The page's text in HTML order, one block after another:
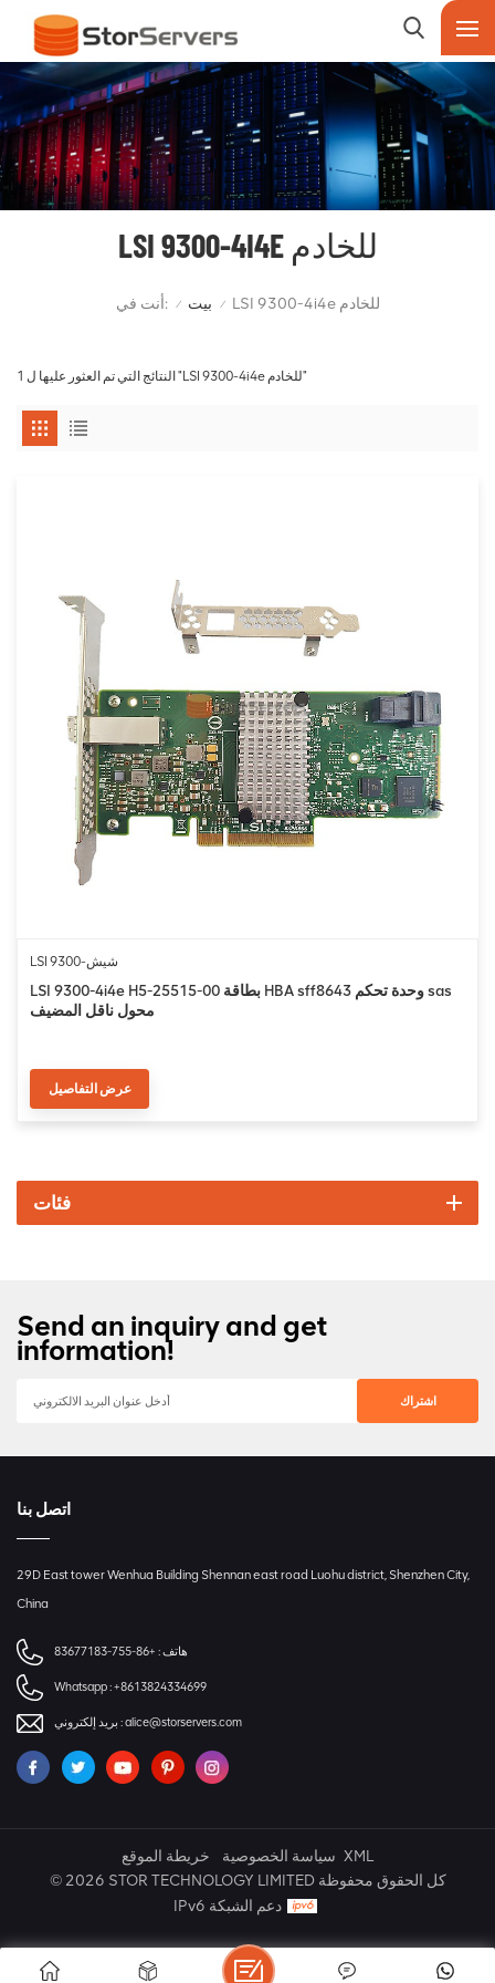
LSI 9300-4I4E للخادم
أنت في: / بيت / LSI 9300-4i4e للخادم
1 النتائج التي تم العثور عليها ل "LSI 9300-4i4e للخادم"
LSI 9300-شيش
LSI 9300-4i4e H5-25515-00 بطاقة HBA sff8643 وحدة تحكم sas
محول ناقل المضيف
عرض التفاصيل
فئات
Send an inquiry and get
information!
اتصل بنا
29D East tower Wenhua Building Shennan east road Luohu district, Shenzhen City,
China
هاتف : +86-755-83677183
Whatsapp :+8613824334699
بريد إلكتروني :alice@storservers.com
خريطة الموقع سياسة الخصوصية XML
© 2026 STOR TECHNOLOGY LIMITED كل الحقوق محفوظة
IPv6 دعم الشبكة